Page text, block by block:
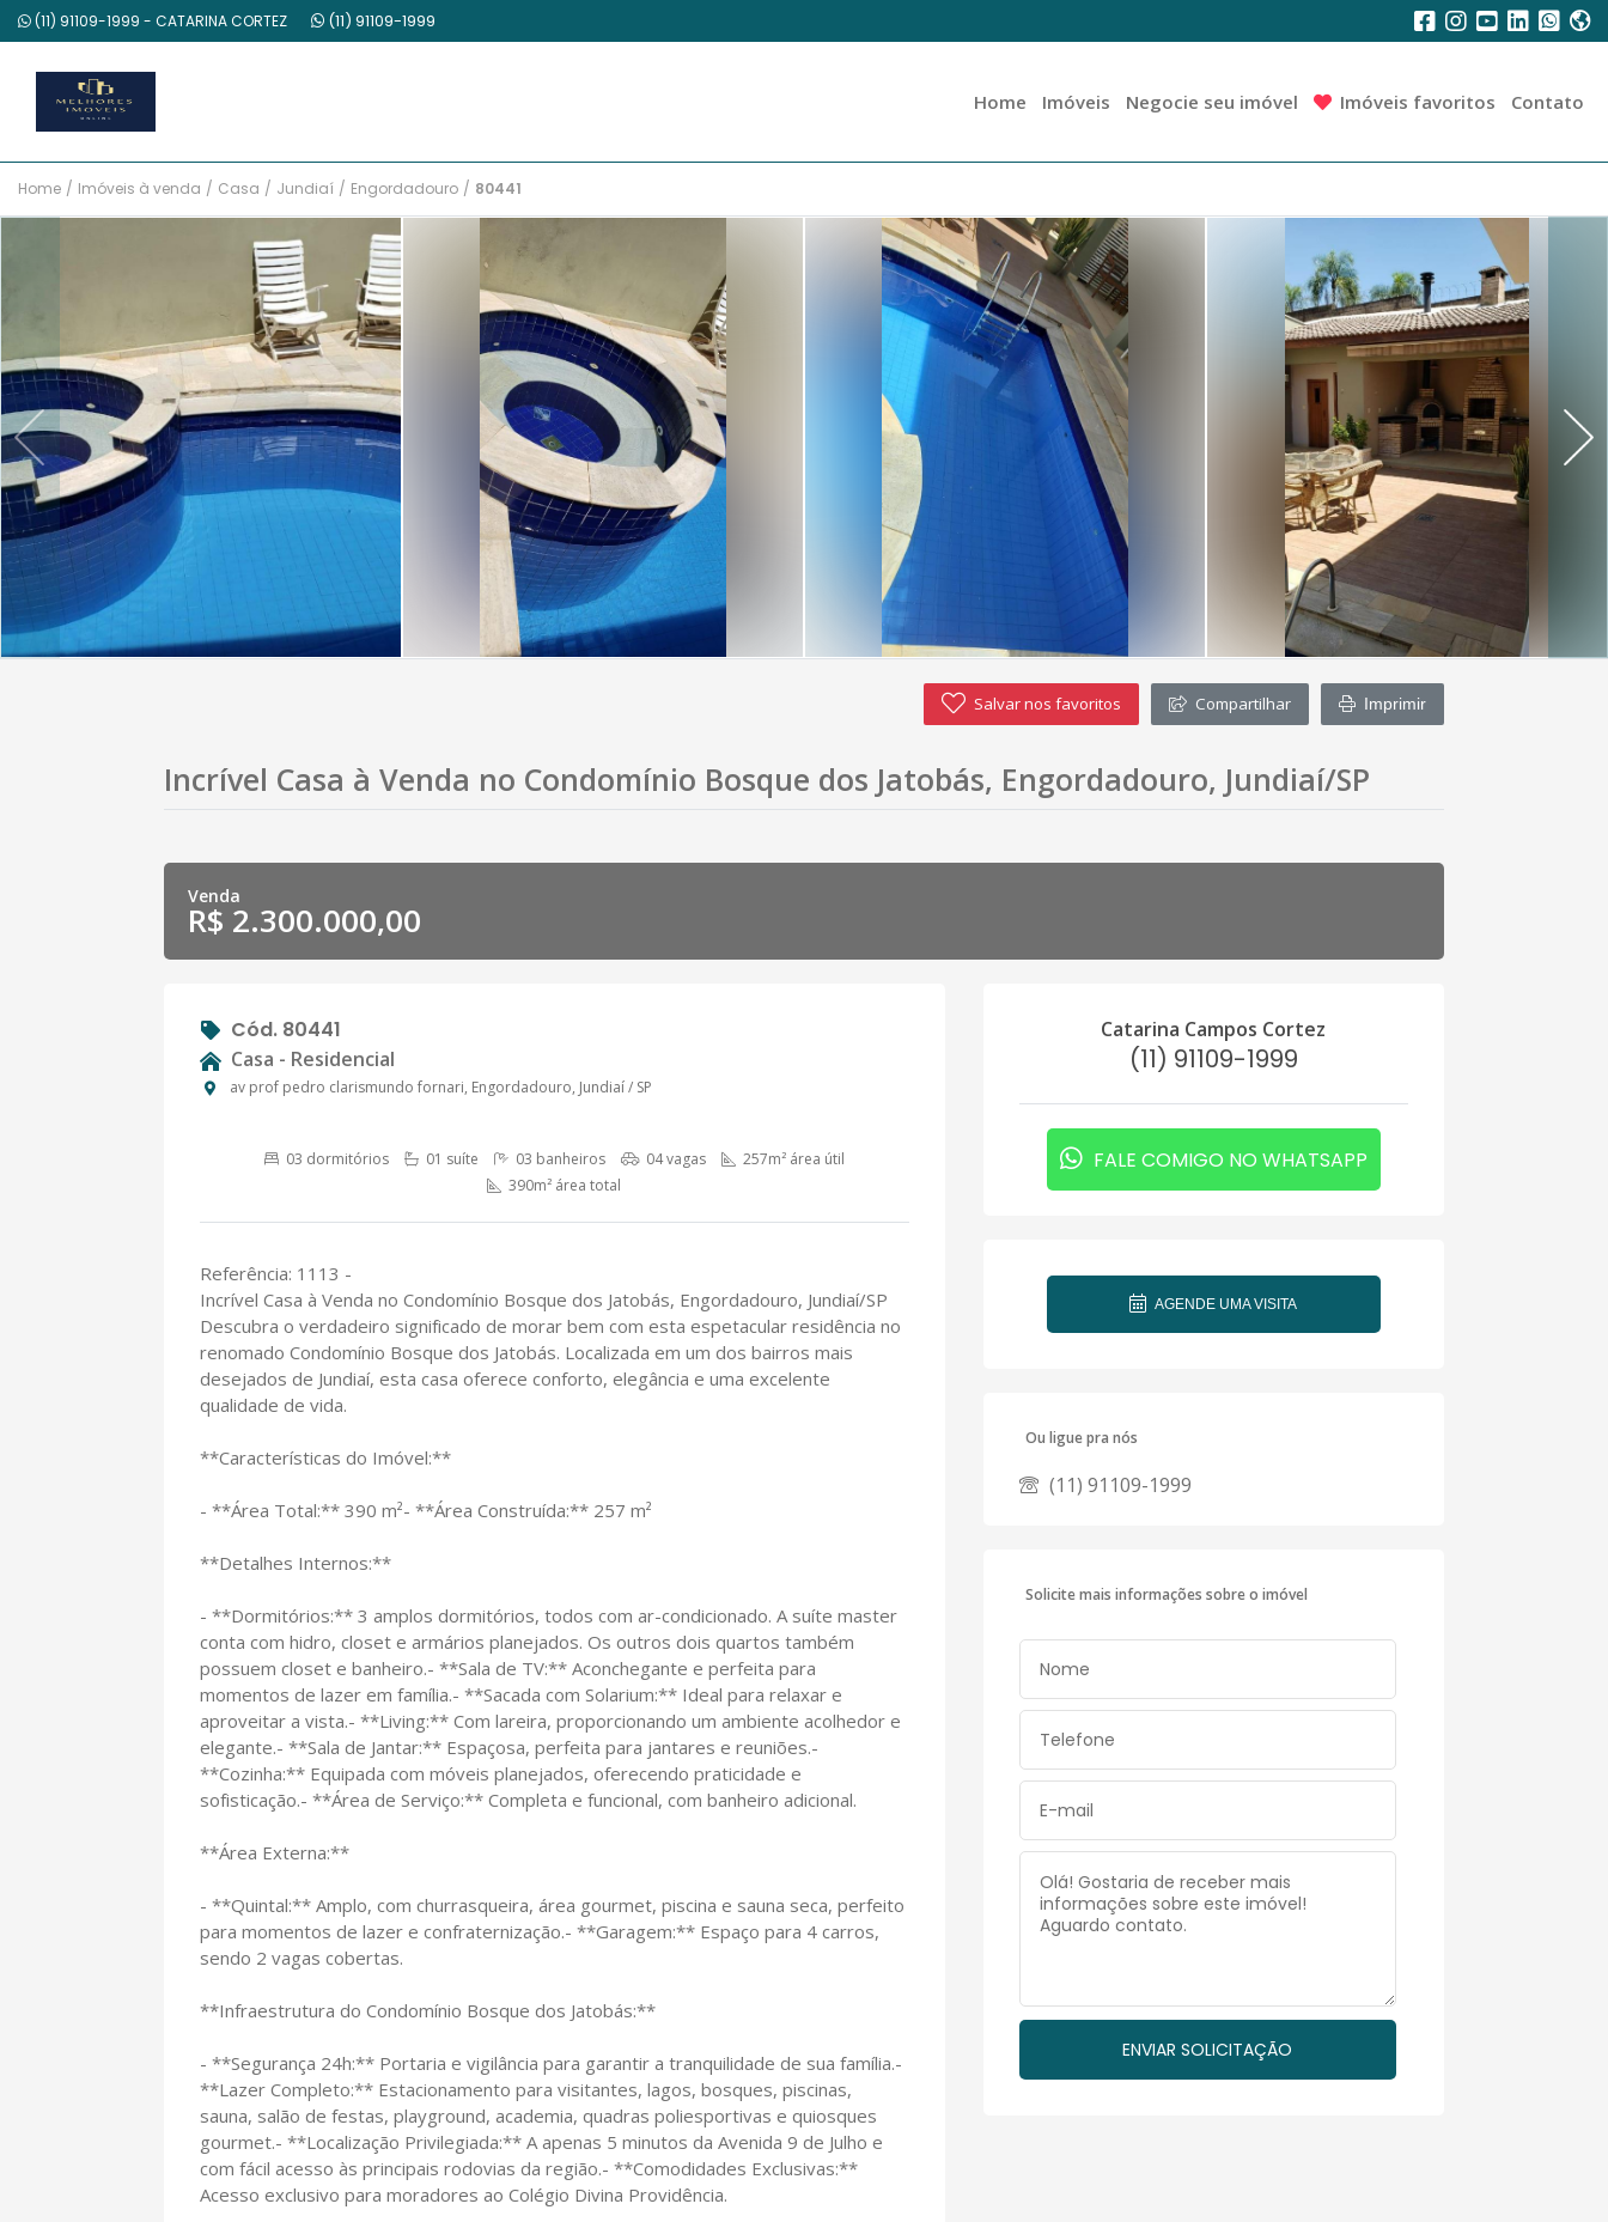
(11) 91109-1999 - CATARINA CORTEZ (11) 91109-1999
Home Imóveis Negocie seu imóvel Imóveis favoritos Contato
Home / Imóveis à venda / Casa / Jundiaí / Engordadouro / 80441
Salvar nos favoritos Compartilhar Imprimir
Incrível Casa à Venda no Condomínio Bosque dos Jatobás, Engordadouro, Jundiaí/SP
Venda
R$ 2.300.000,00
Cód. 80441
Casa - Residencial
av prof pedro clarismundo fornari, Engordadouro, Jundiaí / SP
03 dormitórios 01 suíte 03 banheiros 04 vagas
257m² área útil
390m² área total
Referência: 1113 -
Incrível Casa à Venda no Condomínio Bosque dos Jatobás, Engordadouro, Jundiaí/SP
Descubra o verdadeiro significado de morar bem com esta espetacular residência no
renomado Condomínio Bosque dos Jatobás. Localizada em um dos bairros mais
desejados de Jundiaí, esta casa oferece conforto, elegância e uma excelente
qualidade de vida.
**Características do Imóvel:**
- **Área Total:** 390 m²- **Área Construída:** 257 m²
**Detalhes Internos:**
- **Dormitórios:** 3 amplos dormitórios, todos com ar-condicionado. A suíte master
conta com hidro, closet e armários planejados. Os outros dois quartos também
possuem closet e banheiro.- **Sala de TV:** Aconchegante e perfeita para
momentos de lazer em família.- **Sacada com Solarium:** Ideal para relaxar e
aproveitar a vista.- **Living:** Com lareira, proporcionando um ambiente acolhedor e
elegante.- **Sala de Jantar:** Espaçosa, perfeita para jantares e reuniões.-
**Cozinha:** Equipada com móveis planejados, oferecendo praticidade e
sofisticação.- **Área de Serviço:** Completa e funcional, com banheiro adicional.
**Área Externa:**
- **Quintal:** Amplo, com churrasqueira, área gourmet, piscina e sauna seca, perfeito
para momentos de lazer e confraternização.- **Garagem:** Espaço para 4 carros,
sendo 2 vagas cobertas.
**Infraestrutura do Condomínio Bosque dos Jatobás:**
- **Segurança 24h:** Portaria e vigilância para garantir a tranquilidade de sua família.-
**Lazer Completo:** Estacionamento para visitantes, lagos, bosques, piscinas,
sauna, salão de festas, playground, academia, quadras poliesportivas e quiosques
gourmet.- **Localização Privilegiada:** A apenas 5 minutos da Avenida 9 de Julho e
com fácil acesso às principais rodovias da região.- **Comodidades Exclusivas:**
Acesso exclusivo para moradores ao Colégio Divina Providência.
Catarina Campos Cortez
(11) 91109-1999
FALE COMIGO NO WHATSAPP
AGENDE UMA VISITA
Ou ligue pra nós
(11) 91109-1999
Solicite mais informações sobre o imóvel